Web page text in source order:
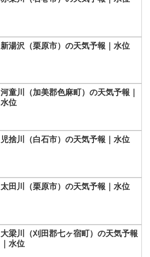
新湯沢（栗原市）の天気予報｜水位
河童川（加美郡色麻町）の天気予報｜
水位
児捨川（白石市）の天気予報｜水位
太田川（栗原市）の天気予報｜水位
大梁川（刈田郡七ヶ宿町）の天気予報
｜水位